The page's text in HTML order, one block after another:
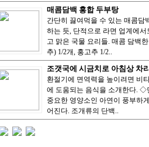
매콤담백 홍합 두부탕
간단히 끓여먹을 수 있는 매콤담
하는 듯, 단적으로 라면 업계에
고 맑은 국물 요리들. 매콤 담백
추) 1/2개, 홍고추 1/2..
조갯국에 시금치로 아침상 차
환절기에 면역력을 높이려면 비
에 도움되는 음식을 소개한다.
중요한 영양소인 아연이 풍부하
어진다. 조개류의 단백..